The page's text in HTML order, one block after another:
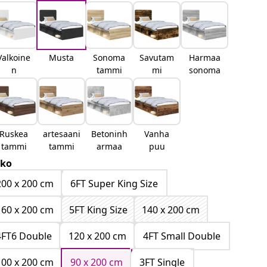
n
Musta
Sonoma
tammi
Savutam
mi
Harmaa
sonoma
Ruskea
tammi
artesaani
tammi
Betoninh
armaa
Vanha
puu
x 200 cm
6FT Super King Size
x 200 cm
5FT King Size
140 x 200 cm
Double
120 x 200 cm
4FT Small Double
x 200 cm
90 x 200 cm 3FT Single